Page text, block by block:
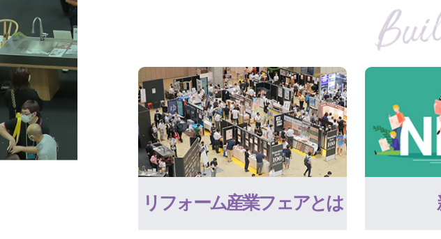
リフォーム産業フェアとは